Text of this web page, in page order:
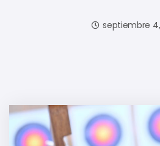
septiembre